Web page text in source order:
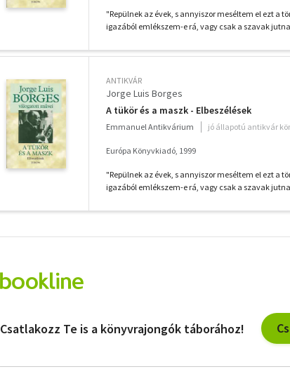
"Repülnek az évek, s annyiszor meséltem el ezt a
igazából emlékszem-e rá, vagy csak a szavak
ANTIKVÁR
Jorge Luis Borges
A tükör és a maszk - Elbeszélések
Emmanuel Antikvárium jó állapotú antikvár
Európa Könyvkiadó, 1999
"Repülnek az évek, s annyiszor meséltem el ezt a
igazából emlékszem-e rá, vagy csak a szavak
Csatlakozz Te is a könyvrajongók táborához!